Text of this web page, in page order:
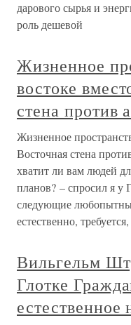
дарового сырья и
роль дешевой
Жизненное
востоке
стена против
Жизненное
Восточная стена
хватит ли вам людей
планов? – спросил я у
следующие
естественно, требуется,
Вильгельм
Глотке
естественное